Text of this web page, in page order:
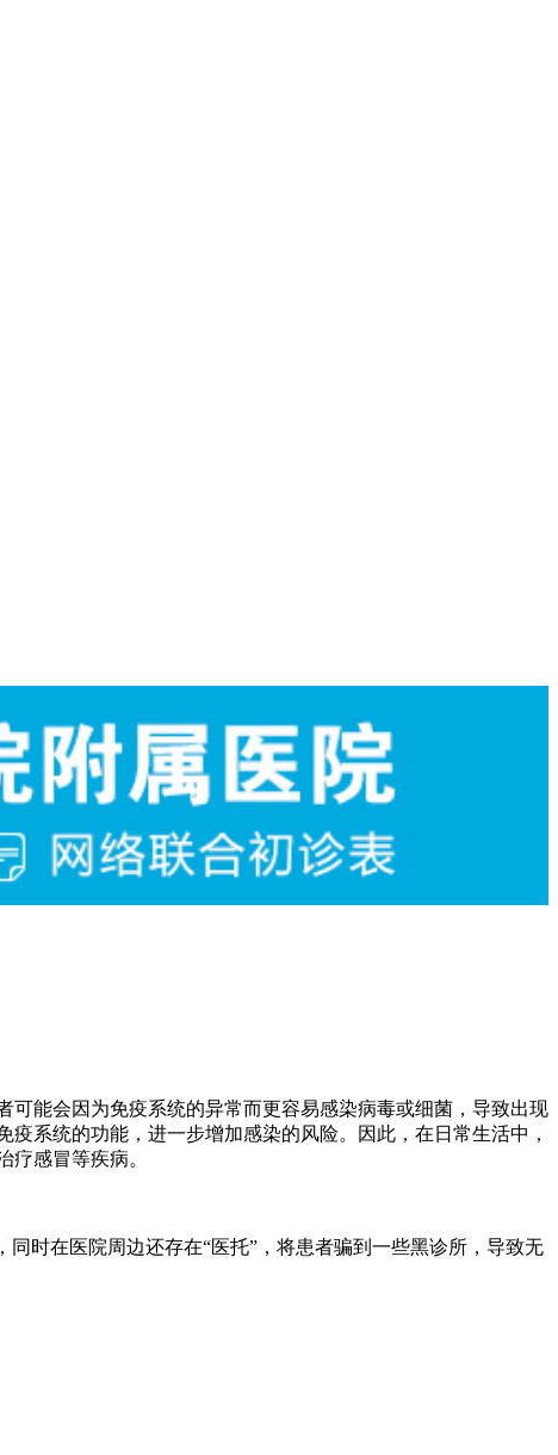
能会因为免疫系统的异常而更容易感染病毒或细菌，导致出现
系统的功能，进一步增加感染的风险。因此，在日常生活中，
感冒等疾病。
时在医院周边还存在“医托”，将患者骗到一些黑诊所，导致无